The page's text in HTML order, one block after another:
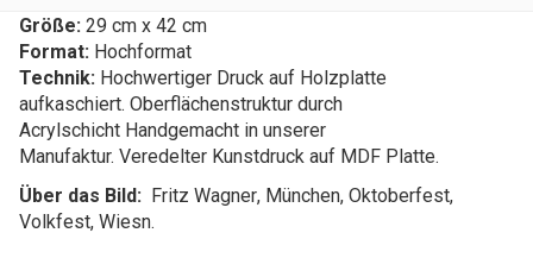
Größe: 29 cm x 42 cm
Format: Hochformat
Technik: Hochwertiger Druck auf Holzplatte
aufkaschiert. Oberflächenstruktur durch
Acrylschicht Handgemacht in unserer
Manufaktur. Veredelter Kunstdruck auf MDF Platte.
Über das Bild: Fritz Wagner, München, Oktoberfest,
Volkfest, Wiesn.